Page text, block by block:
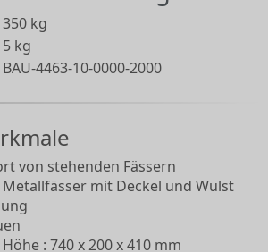
350 kg
5 kg
BAU-4463-10-0000-2000
von stehenden Fässern
mit Deckel und Wulst
: 740 x 200 x 410 mm